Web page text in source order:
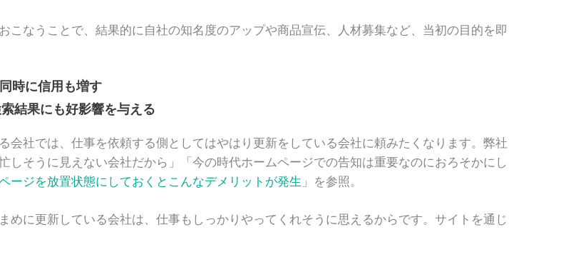
なうことで、結果的に自社の知名度のアップや商品宣伝、人材募集など、当初の目的を即
時に信用も増す
結果にも好影響を与える
会社では、仕事を依頼する側としてはやはり更新をしている会社に頼みたくなります。弊社
そうに見えない会社だから」「今の時代ホームページでの告知は重要なのにおろそかにし
ージを放置状態にしておくとこんなデメリットが発生 」を参照。
に更新している会社は、仕事もしっかりやってくれそうに思えるからです。サイトを通じ